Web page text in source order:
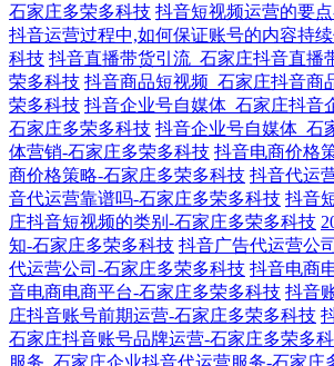
石家庄多荣多科技 抖音短视频运营的要
抖音运营过程中,如何保证账号的内容持
科技 抖音直播带货引流_石家庄抖音直播
荣多科技 抖音商品短视频_石家庄抖音商
荣多科技 抖音企业号自媒体_石家庄抖音
石家庄多荣多科技 抖音企业号自媒体_石
体营销-石家庄多荣多科技 抖音电商价格
商价格策略-石家庄多荣多科技 抖音代运
音代运营靠谱吗-石家庄多荣多科技 抖音
庄抖音短视频的类别-石家庄多荣多科技
知-石家庄多荣多科技 抖音广告代运营公
代运营公司-石家庄多荣多科技 抖音电商
音电商电商平台-石家庄多荣多科技 抖音
庄抖音账号前期运营-石家庄多荣多科技
石家庄抖音账号品牌运营-石家庄多荣多